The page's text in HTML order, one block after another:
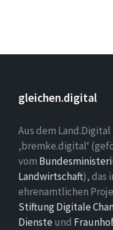
gleichen.digital
Aus dem
‚bremke.digital‘
vom
Landwirtschaft), das
ehrenamtlichen
Stiftung Digitale
Dienste und